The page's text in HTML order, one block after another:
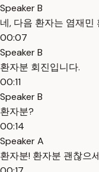
Speaker B
네, 다음 환자는 염재민
00:07
Speaker B
환자분 회진입니다.
00:11
Speaker B
환자분?
00:14
Speaker A
환자분! 환자분 괜찮으